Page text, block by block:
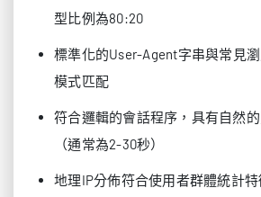
型比例為80:20
標準化的User-Agent字串與常見
模式匹配
符合邏輯的會話程序，具有自然
（通常為2-30秒）
地理IP分佈符合使用者群體統計